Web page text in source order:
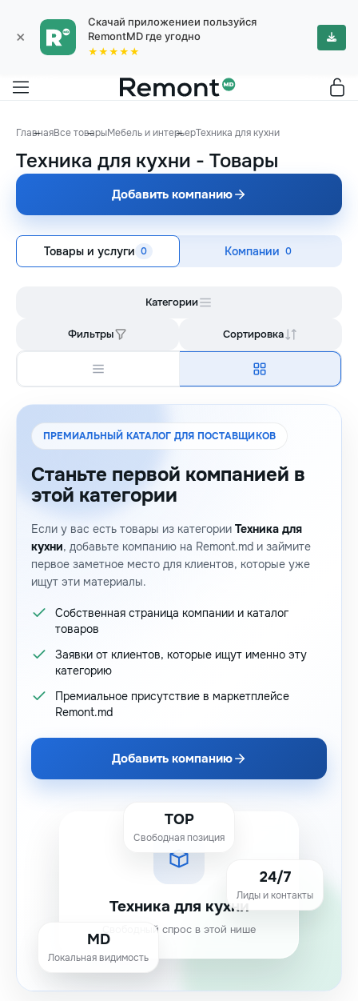
×
Скачай приложениеи пользуйся
RemontMD где угодно
★★★★★
ГлавнаяВсе товарыМебель и интерьерТехника для кухни
Техника для кухни - Товары
Добавить компанию
Товары и услуги 0 Компании 0
Категории
Фильтры Сортировка
ПРЕМИАЛЬНЫЙ КАТАЛОГ ДЛЯ ПОСТАВЩИКОВ
Станьте первой компанией в
этой категории
Если у вас есть товары из категории Техника для
кухни, добавьте компанию на Remont.md и займите
первое заметное место для клиентов, которые уже
ищут эти материалы.
Собственная страница компании и каталог
товаров
Заявки от клиентов, которые ищут именно эту
категорию
Премиальное присутствие в маркетплейсе
Remont.md
Добавить компанию
Техника для кухни
Свободный спрос в этой нише
TOP
Свободная позиция
24/7
Лиды и контакты
MD
Локальная видимость